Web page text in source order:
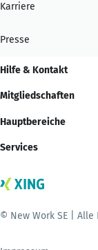
Karriere
Presse
Hilfe & Kontakt
Mitgliedschaften
Hauptbereiche
Services
© New Work SE |